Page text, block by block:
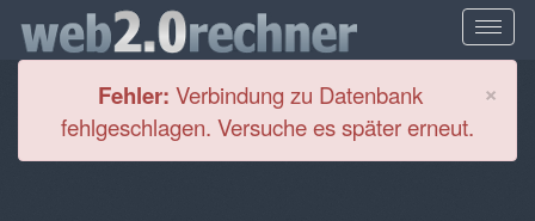
×
Fehler: Verbindung zu Datenbank
fehlgeschlagen. Versuche es später erneut.